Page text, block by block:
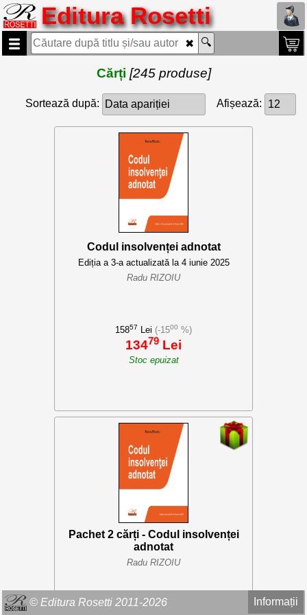
Editura Rosetti
Cărți [245 produse]
Sortează după: Afișează:
Codul insolvenței adnotat
Ediția a 3-a actualizată la 4 iunie 2025
Radu RIZOIU
15857 Lei (-1500 %)
13479 Lei
Stoc epuizat
Pachet 2 cărți - Codul insolvenței
adnotat
Radu RIZOIU
© Editura Rosetti 2011-2026 Informații